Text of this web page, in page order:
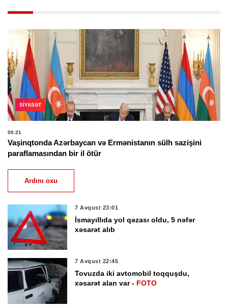
SIYASƏT
00:21
Vaşinqtonda Azərbaycan və Ermənistanın sülh sazişini
paraflamasından bir il ötür
Ardını oxu
7 Avqust 23:01
İsmayıllıda yol qəzası oldu, 5 nəfər
xəsarət alıb
7 Avqust 22:45
Tovuzda iki avtomobil toqquşdu,
xəsarət alan var - FOTO